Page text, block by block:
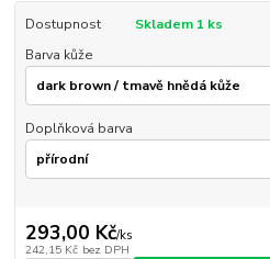
Dostupnost
Skladem 1 ks
Barva kůže
Doplňková barva
293,00 Kč/ks
242,15 Kč bez DPH